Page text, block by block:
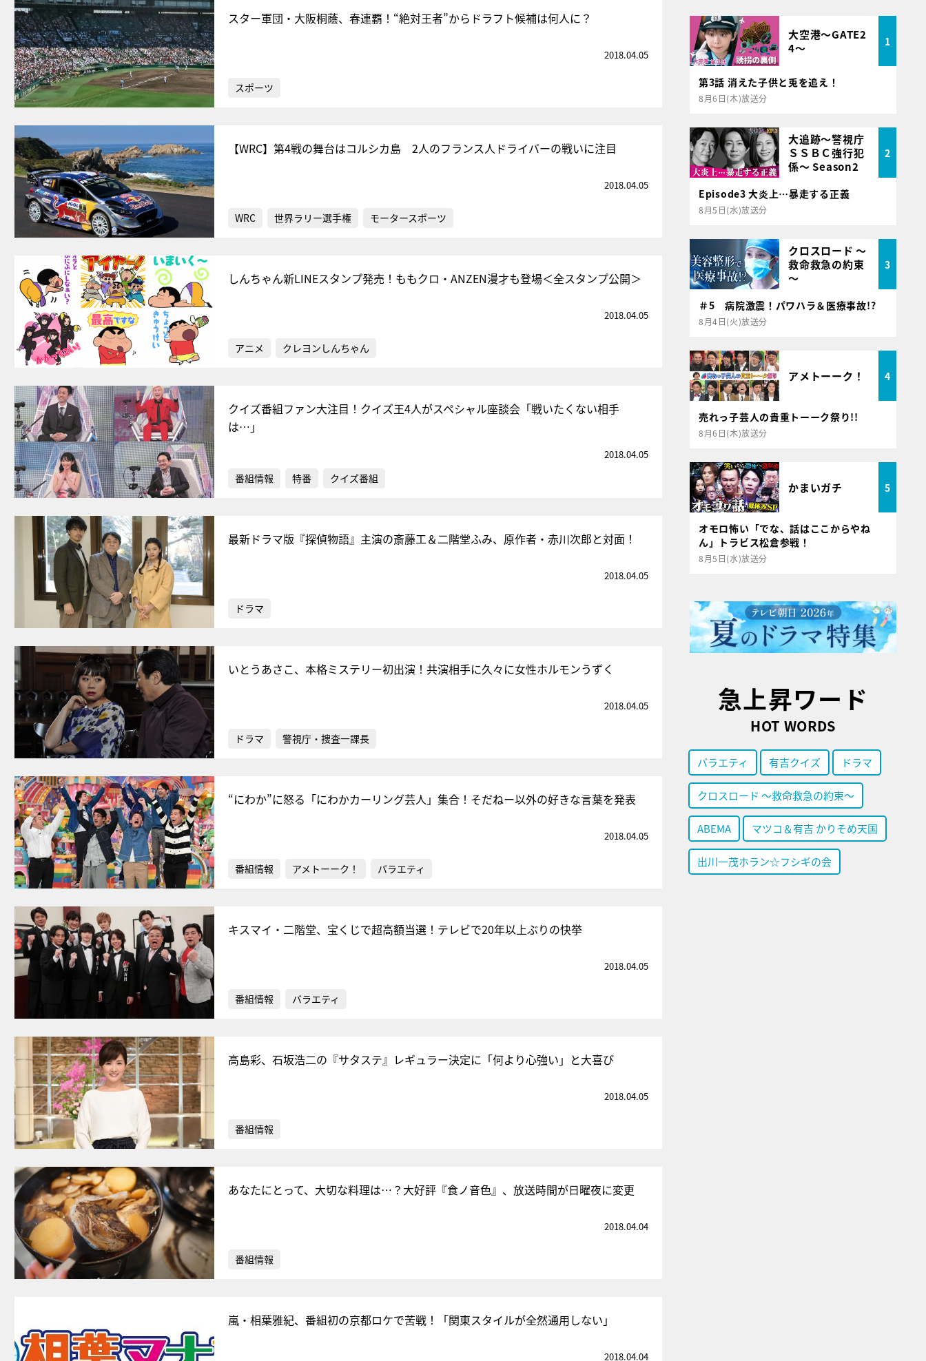
スター軍団・大阪桐蔭、春連覇！“絶対王者”からドラフト候補は何人に？
2018.04.05
スポーツ
【WRC】第4戦の舞台はコルシカ島 2人のフランス人ドライバーの戦いに注目
2018.04.05
WRC 世界ラリー選手権 モータースポーツ
しんちゃん新LINEスタンプ発売！ももクロ・ANZEN漫才も登場＜全スタンプ公開＞
2018.04.05
アニメ クレヨンしんちゃん
クイズ番組ファン大注目！クイズ王4人がスペシャル座談会「戦いたくない相手
は…」
2018.04.05
番組情報 特番 クイズ番組
最新ドラマ版『探偵物語』主演の斎藤工＆二階堂ふみ、原作者・赤川次郎と対面！
2018.04.05
ドラマ
いとうあさこ、本格ミステリー初出演！共演相手に久々に女性ホルモンうずく
2018.04.05
ドラマ 警視庁・捜査一課長
“にわか”に怒る「にわかカーリング芸人」集合！そだねー以外の好きな言葉を発表
2018.04.05
番組情報 アメトーーク！ バラエティ
キスマイ・二階堂、宝くじで超高額当選！テレビで20年以上ぶりの快挙
2018.04.05
番組情報 バラエティ
高島彩、石坂浩二の『サタステ』レギュラー決定に「何より心強い」と大喜び
2018.04.05
番組情報
あなたにとって、大切な料理は…？大好評『食ノ音色』、放送時間が日曜夜に変更
2018.04.04
番組情報
嵐・相葉雅紀、番組初の京都ロケで苦戦！「関東スタイルが全然通用しない」
2018.04.04
大空港～GATE2
4～
1
第3話 消えた子供と兎を追え！
8月6日(木)放送分
大追跡～警視庁
ＳＳＢＣ強行犯
係～ Season2
2
Episode3 大炎上…暴走する正義
8月5日(水)放送分
クロスロード ～
救命救急の約束
～
3
＃5 病院激震！パワハラ＆医療事故!?
8月4日(火)放送分
アメトーーク！ 4
売れっ子芸人の貴重トーーク祭り!!
8月6日(木)放送分
かまいガチ 5
オモロ怖い「でな、話はここからやね
ん」トラビス松倉参戦！
8月5日(水)放送分
急上昇ワード
HOT WORDS
バラエティ 有吉クイズ ドラマ
クロスロード ～救命救急の約束～
ABEMA マツコ＆有吉 かりそめ天国
出川一茂ホラン☆フシギの会